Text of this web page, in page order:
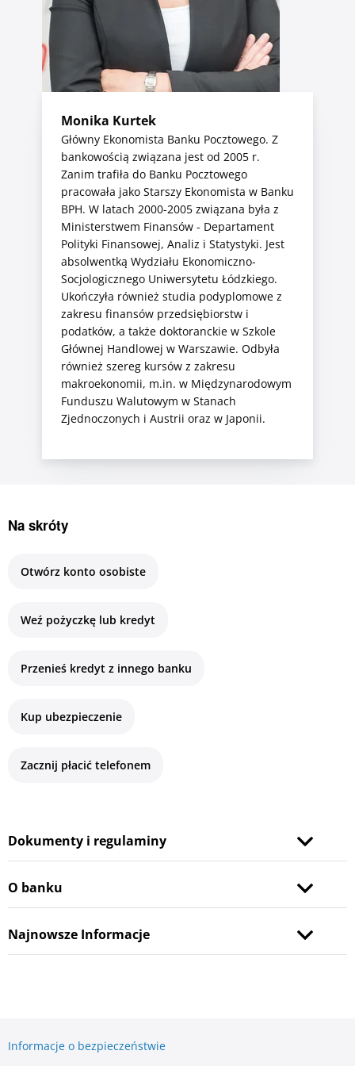
Zaloguj się
Bankuj mobilnie. Aktywuj aplikację Pocztowy.
O bankowości mobilnej
Monika Kurtek
Główny Ekonomista Banku Pocztowego. Z
bankowością związana jest od 2005 r.
Zanim trafiła do Banku Pocztowego
pracowała jako Starszy Ekonomista w Banku
BPH. W latach 2000-2005 związana była z
Ministerstwem Finansów - Departament
Polityki Finansowej, Analiz i Statystyki. Jest
absolwentką Wydziału Ekonomiczno-
Socjologicznego Uniwersytetu Łódzkiego.
Ukończyła również studia podyplomowe z
zakresu finansów przedsiębiorstw i
podatków, a także doktoranckie w Szkole
Głównej Handlowej w Warszawie. Odbyła
również szereg kursów z zakresu
makroekonomii, m.in. w Międzynarodowym
Funduszu Walutowym w Stanach
Zjednoczonych i Austrii oraz w Japonii.
Na skróty
Otwórz konto osobiste
Weź pożyczkę lub kredyt
Przenieś kredyt z innego banku
Kup ubezpieczenie
Zacznij płacić telefonem
Dokumenty i regulaminy
O banku
Najnowsze Informacje
Informacje o bezpieczeństwie